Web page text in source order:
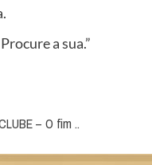
a sua.”
– O fim ..